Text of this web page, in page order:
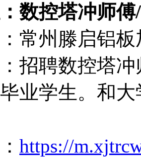
数控塔冲师
常州滕启铝
招聘数控塔
业学生。和
https://